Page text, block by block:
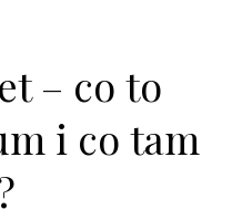
– co to
i co tam